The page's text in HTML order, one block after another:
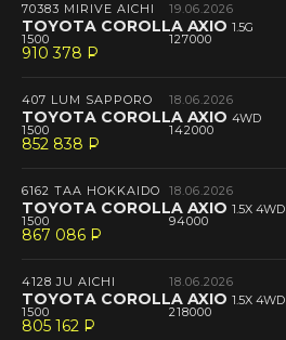
70383 MIRIVE AICHI 19.06.2026
TOYOTA COROLLA AXIO 1.5G
1500 127000
910 378 P
--
407 LUM SAPPORO 18.06.2026
TOYOTA COROLLA AXIO 4WD
1500 142000
852 838 P
--
6162 TAA HOKKAIDO 18.06.2026
TOYOTA COROLLA AXIO 1.5X 4WD
1500 94000
867 086 P
--
4128 JU AICHI 18.06.2026
TOYOTA COROLLA AXIO 1.5X 4WD
1500 218000
805 162 P
--